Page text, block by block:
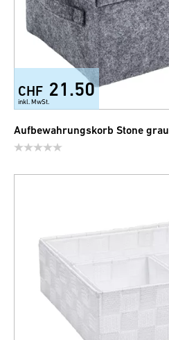
CHF 21.50
inkl. MwSt.
Aufbewahrungskorb Stone grau